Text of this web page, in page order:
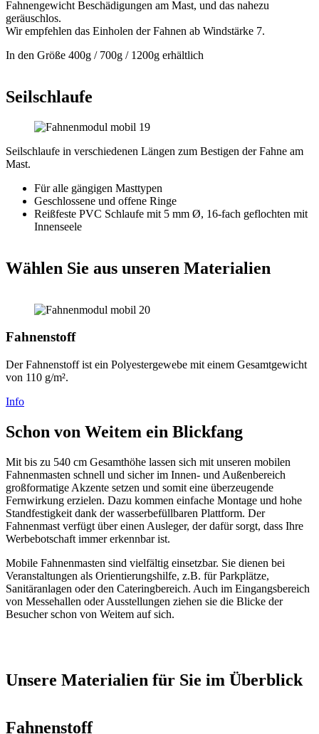
Fahnengewicht Beschädigungen am Mast, und das nahezu
geräuschlos.
Wir empfehlen das Einholen der Fahnen ab Windstärke 7.
In den Größe 400g / 700g / 1200g erhältlich
Seilschlaufe
Seilschlaufe in verschiedenen Längen zum Bestigen der Fahne am
Mast.
Für alle gängigen Masttypen
Geschlossene und offene Ringe
Reißfeste PVC Schlaufe mit 5 mm Ø, 16-fach geflochten mit
Innenseele
Wählen Sie aus unseren Materialien
Fahnenstoff
Der Fahnenstoff ist ein Polyestergewebe mit einem Gesamtgewicht
von 110 g/m².
Info
Schon von Weitem ein Blickfang
Mit bis zu 540 cm Gesamthöhe lassen sich mit unseren mobilen
Fahnenmasten schnell und sicher im Innen- und Außenbereich
großformatige Akzente setzen und somit eine überzeugende
Fernwirkung erzielen. Dazu kommen einfache Montage und hohe
Standfestigkeit dank der wasserbefüllbaren Plattform. Der
Fahnenmast verfügt über einen Ausleger, der dafür sorgt, dass Ihre
Werbebotschaft immer erkennbar ist.
Mobile Fahnenmasten sind vielfältig einsetzbar. Sie dienen bei
Veranstaltungen als Orientierungshilfe, z.B. für Parkplätze,
Sanitäranlagen oder den Cateringbereich. Auch im Eingangsbereich
von Messehallen oder Ausstellungen ziehen sie die Blicke der
Besucher schon von Weitem auf sich.
Unsere Materialien für Sie im Überblick
Fahnenstoff